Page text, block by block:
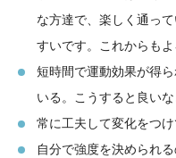
な方達で、楽しく通っ
すいです。これからもよ
短時間で運動効果が得
いる。こうすると良い
常に工夫して変化をつ
自分で強度を決められ